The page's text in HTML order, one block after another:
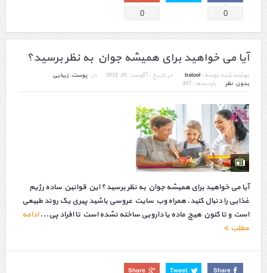
0
0
آیا می خواهید برای همیشه جوان به نظر برسید؟
نوشته شده توسط : batool در تاریخ :آگوست 20, 2022 در : پوست, زیبایی
بدون نظر
بازدیدها : 307
آیا می خواهید برای همیشه جوان به نظر برسید؟ این قوانین ساده رژیم
غذایی را دنبال کنید. همراه وب سایت عروسی باشید پیری یک روند طبیعی
است و تا کنون هیچ ماده یا دارویی ساخته نشده است تا افراد پی...ادامه
مطلب